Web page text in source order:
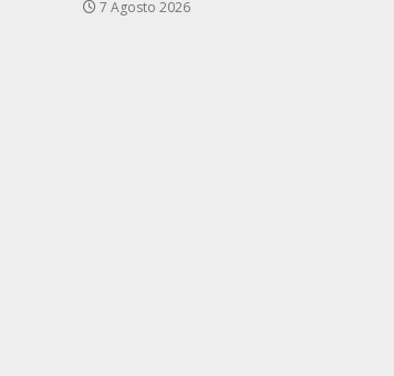
7 Agosto 2026